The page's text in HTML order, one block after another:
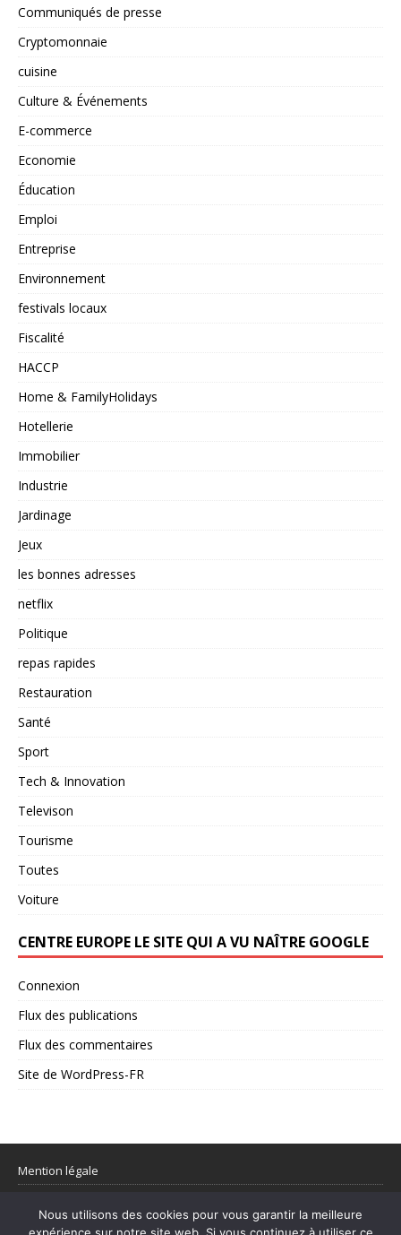
Communiqués de presse
Cryptomonnaie
cuisine
Culture & Événements
E-commerce
Economie
Éducation
Emploi
Entreprise
Environnement
festivals locaux
Fiscalité
HACCP
Home & FamilyHolidays
Hotellerie
Immobilier
Industrie
Jardinage
Jeux
les bonnes adresses
netflix
Politique
repas rapides
Restauration
Santé
Sport
Tech & Innovation
Televison
Tourisme
Toutes
Voiture
CENTRE EUROPE LE SITE QUI A VU NAÎTRE GOOGLE
Connexion
Flux des publications
Flux des commentaires
Site de WordPress-FR
Mention légale
Nous utilisons des cookies pour vous garantir la meilleure